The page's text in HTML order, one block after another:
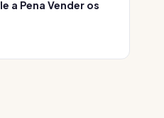
a Pena Vender os